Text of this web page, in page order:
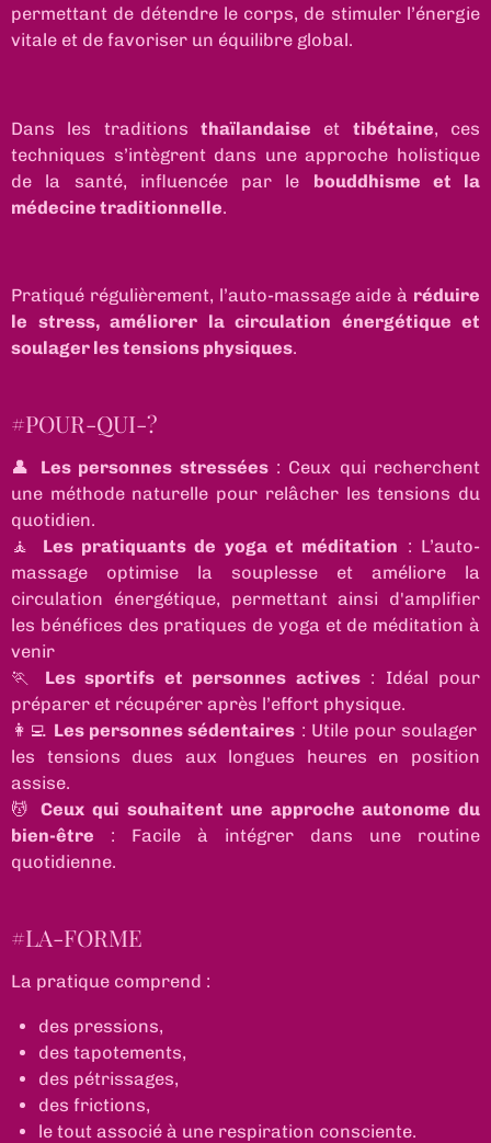
permettant de détendre le corps, de stimuler l’énergie
vitale et de favoriser un équilibre global.
Dans les traditions thaïlandaise et tibétaine, ces
techniques s’intègrent dans une approche holistique
de la santé, influencée par le bouddhisme et la
médecine traditionnelle.
Pratiqué régulièrement, l’auto-massage aide à réduire
le stress, améliorer la circulation énergétique et
soulager les tensions physiques.
#POUR-QUI-?
👤 Les personnes stressées: Ceux qui recherchent
une méthode naturelle pour relâcher les tensions du
quotidien.
🧘 Les pratiquants de yoga et méditation : L’auto-
massage optimise la souplesse et améliore la
circulation énergétique, permettant ainsi d'amplifier
les bénéfices des pratiques de yoga et de méditation à
venir
🏃 Les sportifs et personnes actives: Idéal pour
préparer et récupérer après l’effort physique.
👩‍💻 Les personnes sédentaires : Utile pour soulager
les tensions dues aux longues heures en position
assise.
💆Ceux qui souhaitent une approche autonome du
bien-être : Facile à intégrer dans une routine
quotidienne.
#LA-FORME
La pratique comprend : ​
des pressions,
des tapotements,
des pétrissages,
des frictions,
le tout associé à une respiration consciente.